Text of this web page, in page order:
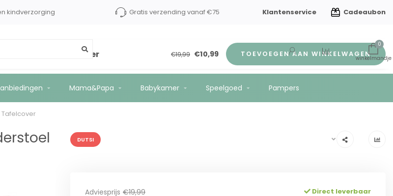
Experts in baby en kindverzorging Gratis verzending vanaf €75
Klantenservice Cadeaubon
0
Mama&Papa Babykamer Speelgoed Pampers
Tafelcover
- Antilop - Tafelcover €19,99 €10,99 TOEVOEGEN AAN WINKELWAGEN
DUTSI
Adviesprijs €19,99 Direct leverbaar